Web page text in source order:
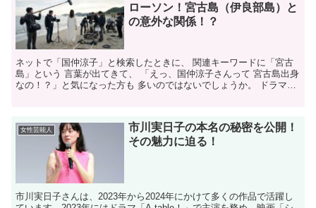
ローソン！宮古島（伊良部島）と
の意外な関係！？
ネットで「国仲涼子」と検索したときに、 関連キーワードに「宮古
島」という 言葉が出てきて、 「えっ、国仲涼子さんって 宮古島出身
なの！？」と気になった方も 多いのではないでしょうか。 ドラマ
女性芸能人
市川実日子の本名の秘密を公開！
その魅力に迫る！
市川実日子さんは、2023年から2024年にかけて多くの作品で活躍し